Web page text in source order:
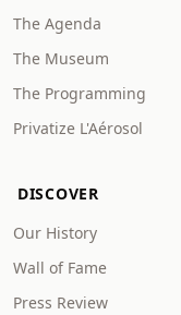
The Agenda
The Museum
The Programming
Privatize L'Aérosol
DISCOVER
Our History
Wall of Fame
Press Review